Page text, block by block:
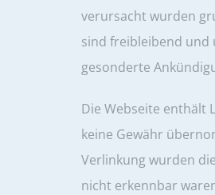
verursacht wurden
sind freibleibend und
gesonderte
Die Webseite enthält
keine Gewähr
Verlinkung wurden
nicht erkennbar